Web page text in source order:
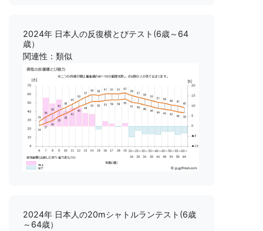
2024年 日本人の反復横とびテスト(6歳～64
歳）
関連性：類似
2024年 日本人の20mシャトルランテスト(6歳
～64歳）